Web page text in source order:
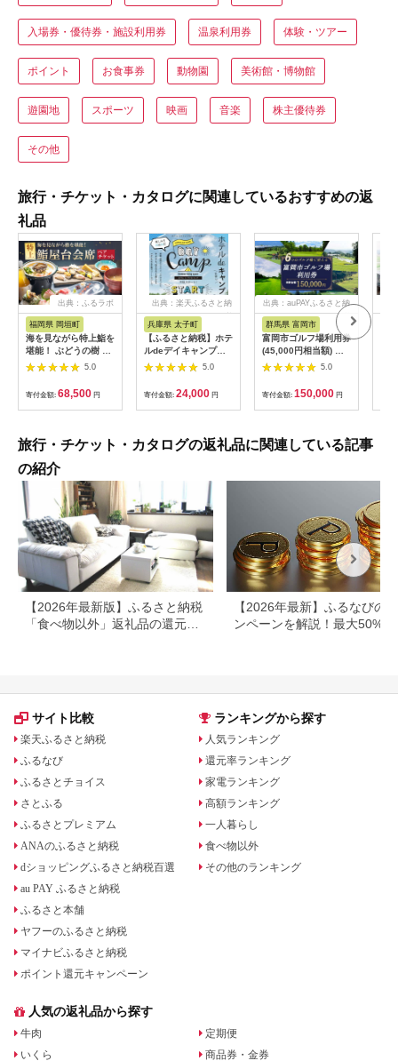
入場券・優待券・施設利用券 温泉利用券 体験・ツアー
ポイント お食事券 動物園 美術館・博物館
遊園地 スポーツ 映画 音楽 株主優待券
その他
旅行・チケット・カタログに関連しているおすすめの返
礼品
出典：ふるラボ
福岡県 岡垣町
海を見ながら特上鮨を
堪能！ ぶどうの樹 鮨
屋台ペア お食事券 海
鮮 海 屋台 食事 ペア
福岡県 岡垣町
5.0
寄付金額: 68,500 円
出典：楽天ふるさと納
税
兵庫県 太子町
【ふるさと納税】ホテ
ルdeデイキャンプ体
験チケット
【1364991】
5.0
寄付金額: 24,000 円
出典：auPAYふるさと納
群馬県 富岡市
富岡市ゴルフ場利用券
(45,000円相当額) ゴ
ルフ チケット 平日 土
日 祝日 プレー券 関東
群馬県 首都圏 F20E-
382
5.0
寄付金額: 150,000 円
旅行・チケット・カタログの返礼品に関連している記事
の紹介
【2026年最新版】ふるさと納税
「食べ物以外」返礼品の還元率
【2026年最新】ふるなびの
ンペーンを解説！最大50%還
サイト比較
楽天ふるさと納税
ふるなび
ふるさとチョイス
さとふる
ふるさとプレミアム
ANAのふるさと納税
dショッピングふるさと納税百選
au PAY ふるさと納税
ふるさと本舗
ヤフーのふるさと納税
マイナビふるさと納税
ポイント還元キャンペーン
ランキングから探す
人気ランキング
還元率ランキング
家電ランキング
高額ランキング
一人暮らし
食べ物以外
その他のランキング
人気の返礼品から探す
牛肉
いくら
定期便
商品券・金券